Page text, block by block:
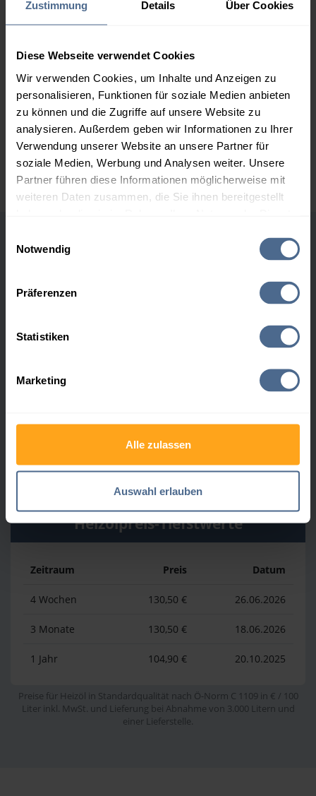
Zustimmung Details Über Cookies
Diese Webseite verwendet Cookies
Wir verwenden Cookies, um Inhalte und Anzeigen zu
personalisieren, Funktionen für soziale Medien anbieten
zu können und die Zugriffe auf unsere Website zu
analysieren. Außerdem geben wir Informationen zu Ihrer
Verwendung unserer Website an unsere Partner für
soziale Medien, Werbung und Analysen weiter. Unsere
Partner führen diese Informationen möglicherweise mit
weiteren Daten zusammen, die Sie ihnen bereitgestellt
Notwendig
Präferenzen
Statistiken
Marketing
Alle zulassen
Auswahl erlauben
2.000 Liter
148,50 €
5.000 Liter
147,18 €
147,18 €
Preise für Heizöl in Standardqualität nach Ö-Norm C 1109 in € / 100
Liter inkl. MwSt. und Lieferung bei einer Lieferstelle.
Höchst- und Tiefststände der
Zeitraum Datum
1 Jahr 173,50 € 19.03.2026
Heizölpreis-Tiefstwerte
Zeitraum Preis Datum
4 Wochen 130,50 € 26.06.2026
3 Monate 130,50 € 18.06.2026
1 Jahr 104,90 € 20.10.2025
Preise für Heizöl in Standardqualität nach Ö-Norm C 1109 in € / 100
Liter inkl. MwSt. und Lieferung bei Abnahme von 3.000 Litern und
einer Lieferstelle.